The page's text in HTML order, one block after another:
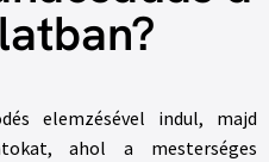
elemzésével indul, majd
ahol a mesterséges